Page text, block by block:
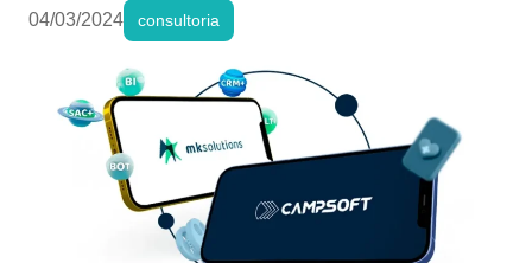
04/03/2024 consultoria